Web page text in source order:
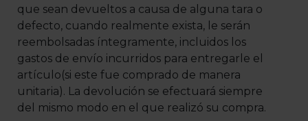
que sean devueltos a causa de alguna tara o
defecto, cuando realmente exista, le serán
reembolsadas íntegramente, incluidos los
gastos de envío incurridos para entregarle el
artículo(si este fue comprado de manera
unitaria). La devolución se efectuará siempre
del mismo modo en el que realizó su compra.